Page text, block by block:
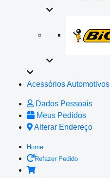
Acessórios Automotivos
Dados Pessoais
Meus Pedidos
Alterar Endereço
Home
Refazer Pedido